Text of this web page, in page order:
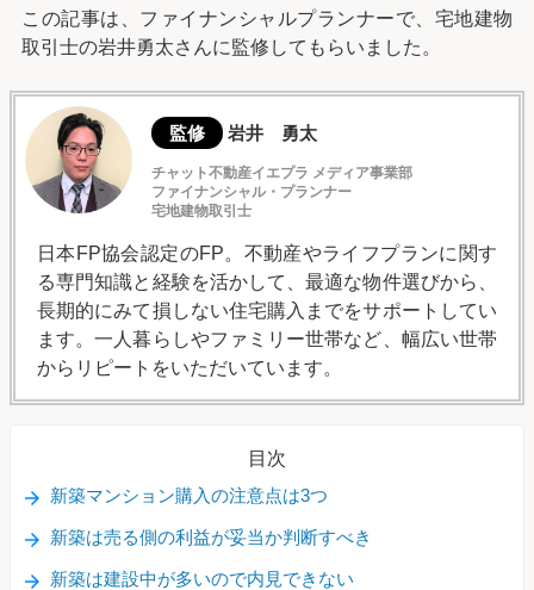
この記事は、ファイナンシャルプランナーで、宅地建物
取引士の岩井勇太さんに監修してもらいました。
監修 岩井 勇太
チャット不動産イエプラ メディア事業部
ファイナンシャル・プランナー
宅地建物取引士
日本FP協会認定のFP。不動産やライフプランに関す
る専門知識と経験を活かして、最適な物件選びから、
長期的にみて損しない住宅購入までをサポートしてい
ます。一人暮らしやファミリー世帯など、幅広い世帯
からリピートをいただいています。
目次
新築マンション購入の注意点は3つ
新築は売る側の利益が妥当か判断すべき
新築は建設中が多いので内見できない